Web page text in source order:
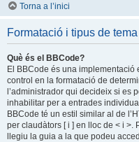
Torna a l’inici
Formatació i tipus de tema
Què és el BBCode?
El BBCode és una implementació
control en la formatació de
l’administrador qui decideix si es
inhabilitar per a entrades
BBCode té un estil similar al de
per claudàtors [ i ] en lloc de < i >.
llegiu la guia a la que podeu